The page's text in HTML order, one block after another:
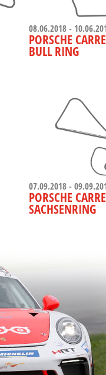
08.06.2018 -
PORSCHE
BULL RING
07.09.2018 -
PORSCHE
SACHSENRING